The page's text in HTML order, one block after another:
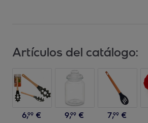
Artículos del catálogo:
6,99 € 9,99 € 7,99 €